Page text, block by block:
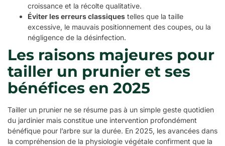
croissance et la récolte qualitative.
Éviter les erreurs classiques telles que la taille
excessive, le mauvais positionnement des coupes, ou la
négligence de la désinfection.
Les raisons majeures pour
tailler un prunier et ses
bénéfices en 2025
Tailler un prunier ne se résume pas à un simple geste quotidien
du jardinier mais constitue une intervention profondément
bénéfique pour l’arbre sur la durée. En 2025, les avancées dans
la compréhension de la physiologie végétale confirment que la